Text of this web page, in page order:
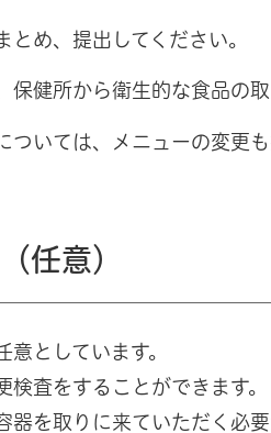
とめ、提出してください。
保健所から衛生的な食品の
ついては、メニューの変更
任意）
意としています。
検査をすることができます。
器を取りに来ていただく必